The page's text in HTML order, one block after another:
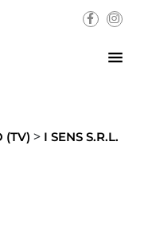
(TV) > I SENS S.R.L.